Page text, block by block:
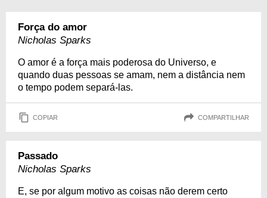
Força do amor
Nicholas Sparks
O amor é a força mais poderosa do Universo, e
quando duas pessoas se amam, nem a distância nem
o tempo podem separá-las.
COPIAR COMPARTILHAR
Passado
Nicholas Sparks
E, se por algum motivo as coisas não derem certo